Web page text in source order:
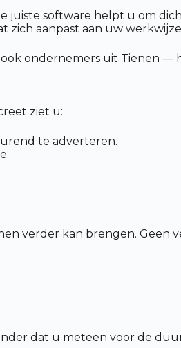
software helpt u om
zich aanpast aan uw
ondernemers uit Tienen —
ziet u:
te adverteren.
verder kan brengen.
dat u meteen voor de